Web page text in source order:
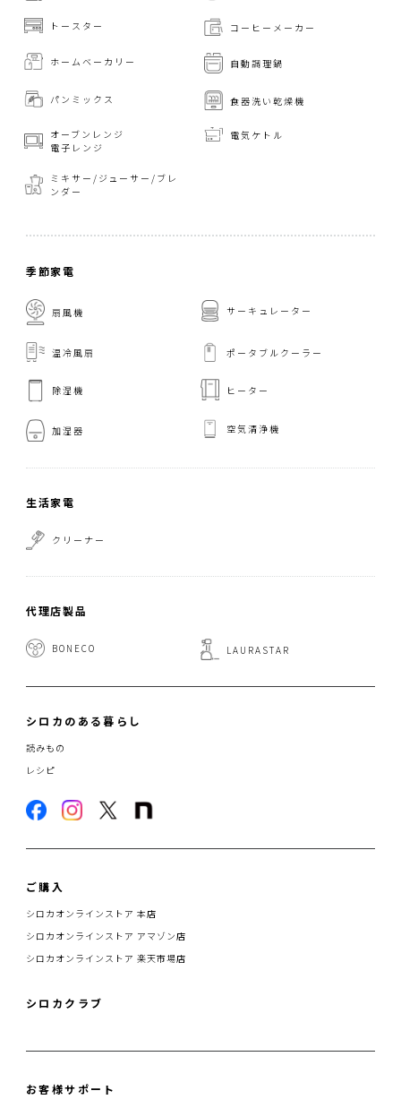
トースター コーヒーメーカー
ホームベーカリー 自動調理鍋
パンミックス 食器洗い乾燥機
オーブンレンジ
電子レンジ
電気ケトル
ミキサー/ジューサー/ ブレ
ンダー
季節家電
扇風機 サーキュレーター
温冷風扇 ポータブルクーラー
除湿機 ヒーター
加湿器 空気清浄機
生活家電
クリーナー
代理店製品
BONECO LAURASTAR
シロカのある暮らし
読みもの
レシピ
ご購入
シロカオンラインストア 本店
シロカオンラインストア アマゾン店
シロカオンラインストア 楽天市場店
シロカクラブ
お客様サポート